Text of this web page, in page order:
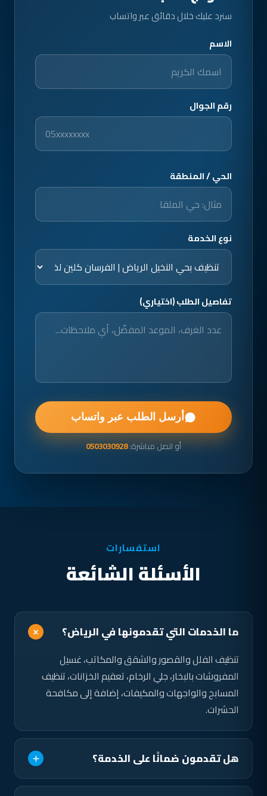
سنرد عليك خلال دقائق عبر واتساب
الاسم
رقم الجوال
الحي / المنطقة
نوع الخدمة
تفاصيل الطلب (اختياري)
أرسل الطلب عبر واتساب
أو اتصل مباشرة:0503030928
استفسارات
الأسئلة الشائعة
ما الخدمات التي تقدمونها في الرياض؟
تنظيف الفلل والقصور والشقق والمكاتب، غسيل
المفروشات بالبخار، جلي الرخام، تعقيم الخزانات، تنظيف
المسابح والواجهات والمكيفات، إضافة إلى مكافحة
الحشرات.
هل تقدمون ضمانًا على الخدمة؟